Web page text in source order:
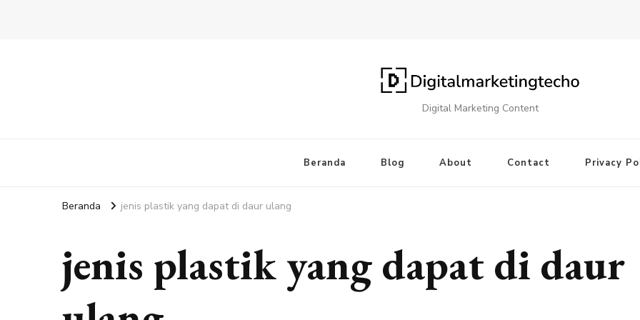
Digital Marketing Content
Beranda Blog About Contact Privacy
Beranda jenis plastik yang dapat di daur ulang
jenis plastik yang dapat di daur